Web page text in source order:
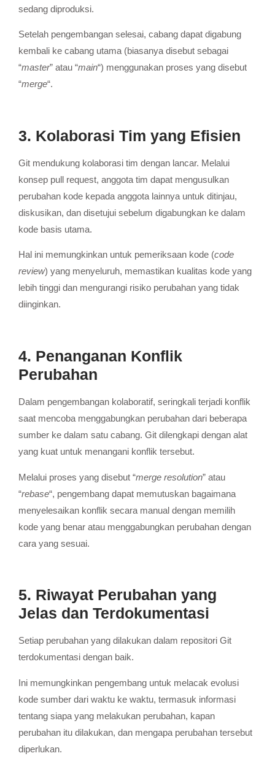
sedang diproduksi.
Setelah pengembangan selesai, cabang dapat digabung
kembali ke cabang utama (biasanya disebut sebagai
“master” atau “main“) menggunakan proses yang disebut
“merge“.
3. Kolaborasi Tim yang Efisien
Git mendukung kolaborasi tim dengan lancar. Melalui
konsep pull request, anggota tim dapat mengusulkan
perubahan kode kepada anggota lainnya untuk ditinjau,
diskusikan, dan disetujui sebelum digabungkan ke dalam
kode basis utama.
Hal ini memungkinkan untuk pemeriksaan kode (code
review) yang menyeluruh, memastikan kualitas kode yang
lebih tinggi dan mengurangi risiko perubahan yang tidak
diinginkan.
4. Penanganan Konflik
Perubahan
Dalam pengembangan kolaboratif, seringkali terjadi konflik
saat mencoba menggabungkan perubahan dari beberapa
sumber ke dalam satu cabang. Git dilengkapi dengan alat
yang kuat untuk menangani konflik tersebut.
Melalui proses yang disebut “merge resolution” atau
“rebase“, pengembang dapat memutuskan bagaimana
menyelesaikan konflik secara manual dengan memilih
kode yang benar atau menggabungkan perubahan dengan
cara yang sesuai.
5. Riwayat Perubahan yang
Jelas dan Terdokumentasi
Setiap perubahan yang dilakukan dalam repositori Git
terdokumentasi dengan baik.
Ini memungkinkan pengembang untuk melacak evolusi
kode sumber dari waktu ke waktu, termasuk informasi
tentang siapa yang melakukan perubahan, kapan
perubahan itu dilakukan, dan mengapa perubahan tersebut
diperlukan.